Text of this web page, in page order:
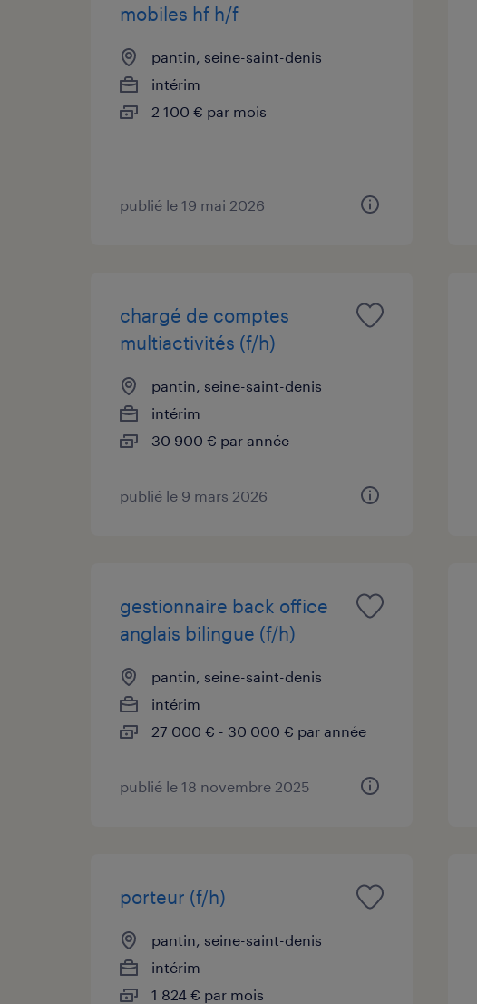
mobiles hf h/f
pantin, seine-saint-denis
intérim
2 100 € par mois
publié le 19 mai 2026
chargé de comptes
multiactivités (f/h)
pantin, seine-saint-denis
intérim
30 900 € par année
publié le 9 mars 2026
gestionnaire back office
anglais bilingue (f/h)
pantin, seine-saint-denis
intérim
27 000 € - 30 000 € par année
publié le 18 novembre 2025
porteur (f/h)
pantin, seine-saint-denis
intérim
1 824 € par mois